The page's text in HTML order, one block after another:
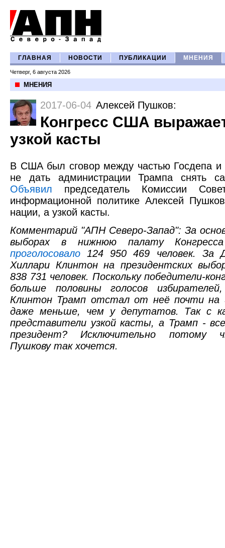
ГЛАВНАЯ НОВОСТИ ПУБЛИКАЦИИ МНЕНИЯ
Четверг, 6 августа 2026
МНЕНИЯ
2017-06-04 Алексей Пушков:
Конгресс США
узкой касты
В США был сговор между частью Госдепа и
не дать администрации Трампа снять
Объявил председатель Комиссии
информационной политике Алексей
нации, а узкой касты.
Комментарий "АПН Северо-Запад": За
выборах в нижнюю палату
проголосовало 124 950 469 человек. За
Хиллари Клинтон на президентских
838 731 человек. Поскольку победители-
больше половины голосов
Клинтон Трамп отстал от неё почти на
даже меньше, чем у депутатов. Так с
представители узкой касты, а Трамп -
президент? Исключительно потому
Пушкову так хочется.